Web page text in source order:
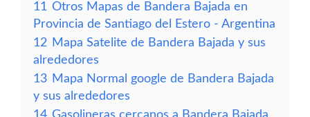
11 Otros Mapas de Bandera Bajada en
Provincia de Santiago del Estero - Argentina
12 Mapa Satelite de Bandera Bajada y sus
alrededores
13 Mapa Normal google de Bandera Bajada
y sus alrededores
14 Gasolineras cercanos a Bandera Bajada